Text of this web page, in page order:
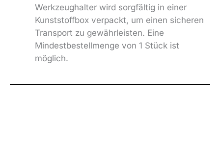
Werkzeughalter wird sorgfältig in einer
Kunststoffbox verpackt, um einen sicheren
Transport zu gewährleisten. Eine
Mindestbestellmenge von 1 Stück ist
möglich.